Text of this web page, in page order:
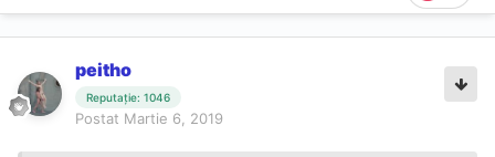
peitho
Reputație: 1046
Postat Martie 6, 2019